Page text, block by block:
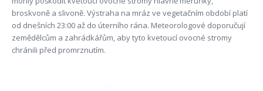
broskvoně a slivoně. Výstraha na mráz ve vegetačním období platí
od dnešních 23:00 až do úterního rána. Meteorologové doporučují
zemědělcům a zahrádkářům, aby tyto kvetoucí ovocné stromy
chránili před promrznutím.